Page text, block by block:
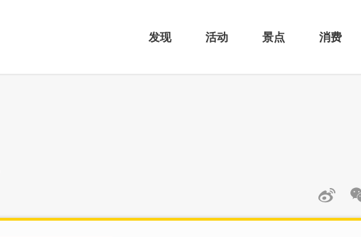
发现
活动 景点 消费